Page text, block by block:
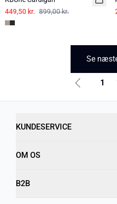
449,50 kr. 899,00 kr.
Se
1
KUNDESERVICE
OM OS
B2B